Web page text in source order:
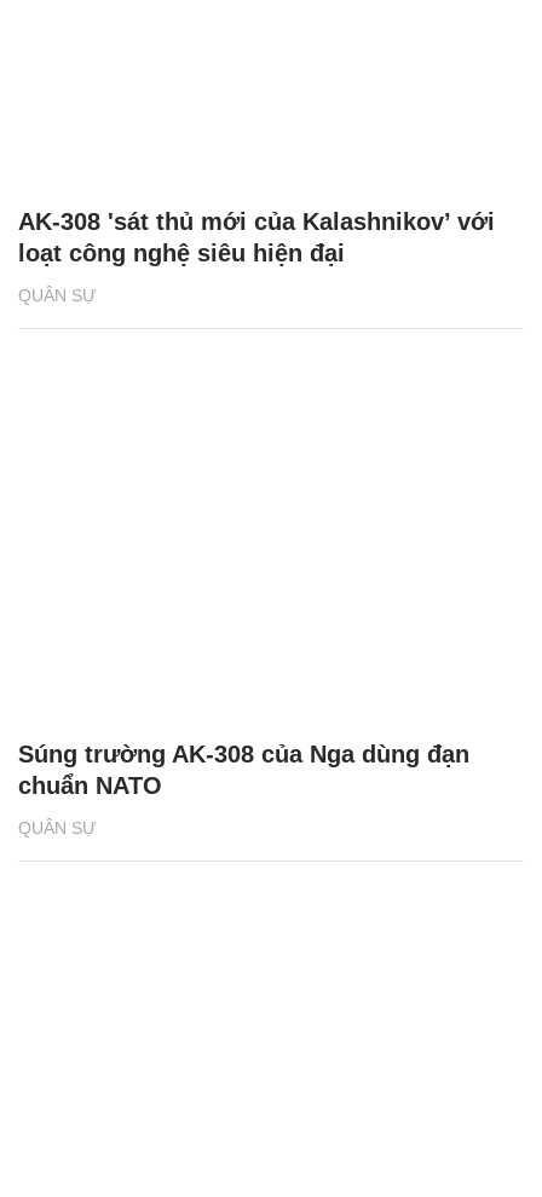
QUÂN SỰ
AK-308 'sát thủ mới của Kalashnikov’ với
loạt công nghệ siêu hiện đại
QUÂN SỰ
Súng trường AK-308 của Nga dùng đạn
chuẩn NATO